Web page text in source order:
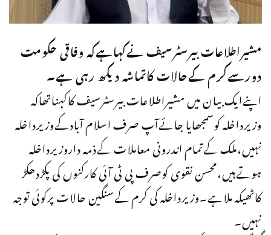
مشیراطلاعات بیرسٹرسیف نےکہاہےکہ وفاقی حکومت
دورسےکرم کےحالات کاتماشہ دیکھ رہی ہے۔
اپنےایک بیان میں مشیراطلاعات بیرسٹرسیف کاکہناتھاکہ
وزیرداخلہ کوسمجھایا جائےآپ صرف اسلام آبادکےوزیرداخلہ
نہیں،ملک کےتمام اندرونی معاملات کےذمہ داروزیرداخلہ
ہوتےہیں،محسن نقوی کوصرف پی ٹی آئی کارکنوں کی پکڑدھکڑ
کاٹھیکہ ملاہے۔وزیرداخلہ کی کرم کےسنگین حالات پرکوئی توجہ
نہیں۔